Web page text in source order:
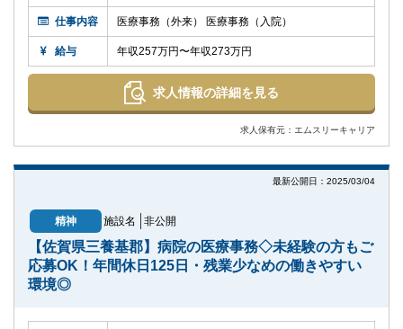
仕事内容 医療事務（外来） 医療事務（入院）
給与 年収257万円〜年収273万円
求人情報の詳細を見る
求人保有元：エムスリーキャリア
最新公開日：2025/03/04
精神 施設名 非公開
【佐賀県三養基郡】病院の医療事務◇未経験の方もご
応募OK！年間休日125日・残業少なめの働きやすい
環境◎